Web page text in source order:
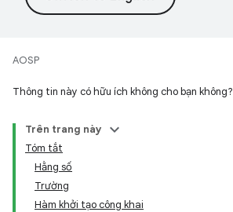
AOSP
Thông tin này có hữu ích không cho bạn không?
Trên trang này
Tóm tắt
Hằng số
Trường
Hàm khởi tạo công khai